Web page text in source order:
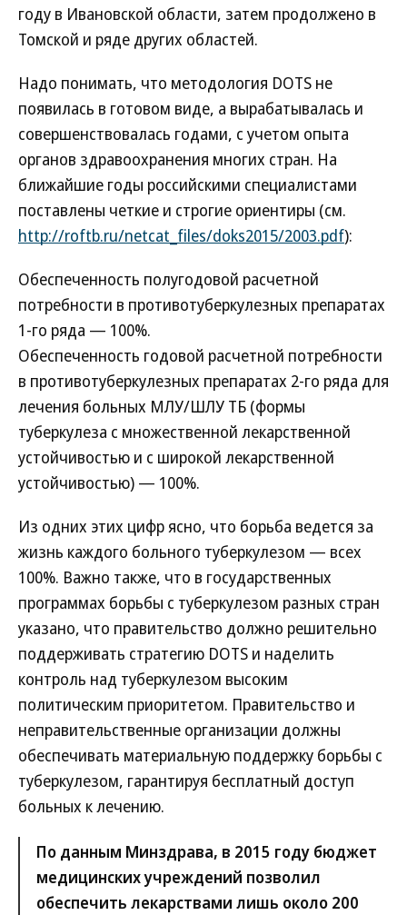
году в Ивановской области, затем продолжено в
Томской и ряде других областей.
Надо понимать, что методология DOTS не
появилась в готовом виде, а вырабатывалась и
совершенствовалась годами, с учетом опыта
органов здравоохранения многих стран. На
ближайшие годы российскими специалистами
поставлены четкие и строгие ориентиры (см.
http://roftb.ru/netcat_files/doks2015/2003.pdf):
Обеспеченность полугодовой расчетной
потребности в противотуберкулезных препаратах
1-го ряда — 100%.
Обеспеченность годовой расчетной потребности
в противотуберкулезных препаратах 2-го ряда для
лечения больных МЛУ/ШЛУ ТБ (формы
туберкулеза с множественной лекарственной
устойчивостью и с широкой лекарственной
устойчивостью) — 100%.
Из одних этих цифр ясно, что борьба ведется за
жизнь каждого больного туберкулезом — всех
100%. Важно также, что в государственных
программах борьбы с туберкулезом разных стран
указано, что правительство должно решительно
поддерживать стратегию DOTS и наделить
контроль над туберкулезом высоким
политическим приоритетом. Правительство и
неправительственные организации должны
обеспечивать материальную поддержку борьбы с
туберкулезом, гарантируя бесплатный доступ
больных к лечению.
По данным Минздрава, в 2015 году бюджет
медицинских учреждений позволил
обеспечить лекарствами лишь около 200